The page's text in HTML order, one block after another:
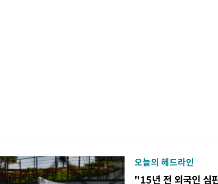
오늘의 헤드라인
"15년 전 외국인 심